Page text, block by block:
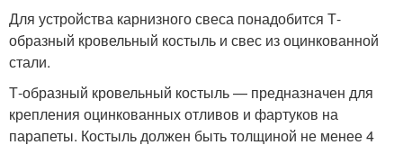
Для устройства карнизного свеса понадобится Т-
образный кровельный костыль и свес из оцинкованной
стали.
Т-образный кровельный костыль — предназначен для
крепления оцинкованных отливов и фартуков на
парапеты. Костыль должен быть толщиной не менее 4